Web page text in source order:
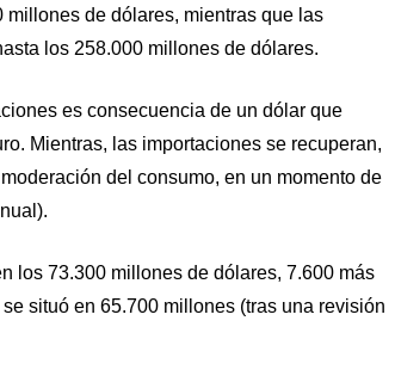
de dólares, mientras que las
los 258.000 millones de dólares.
es consecuencia de un dólar que
Mientras, las importaciones se recuperan,
del consumo, en un momento de
los 73.300 millones de dólares, 7.600 más
situó en 65.700 millones (tras una revisión